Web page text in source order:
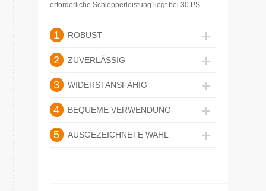
erforderliche Schlepperleistung liegt bei 30 PS.
1 ROBUST
2 ZUVERLÄSSIG
3 WIDERSTANSFÄHIG
4 BEQUEME VERWENDUNG
5 AUSGEZEICHNETE WAHL